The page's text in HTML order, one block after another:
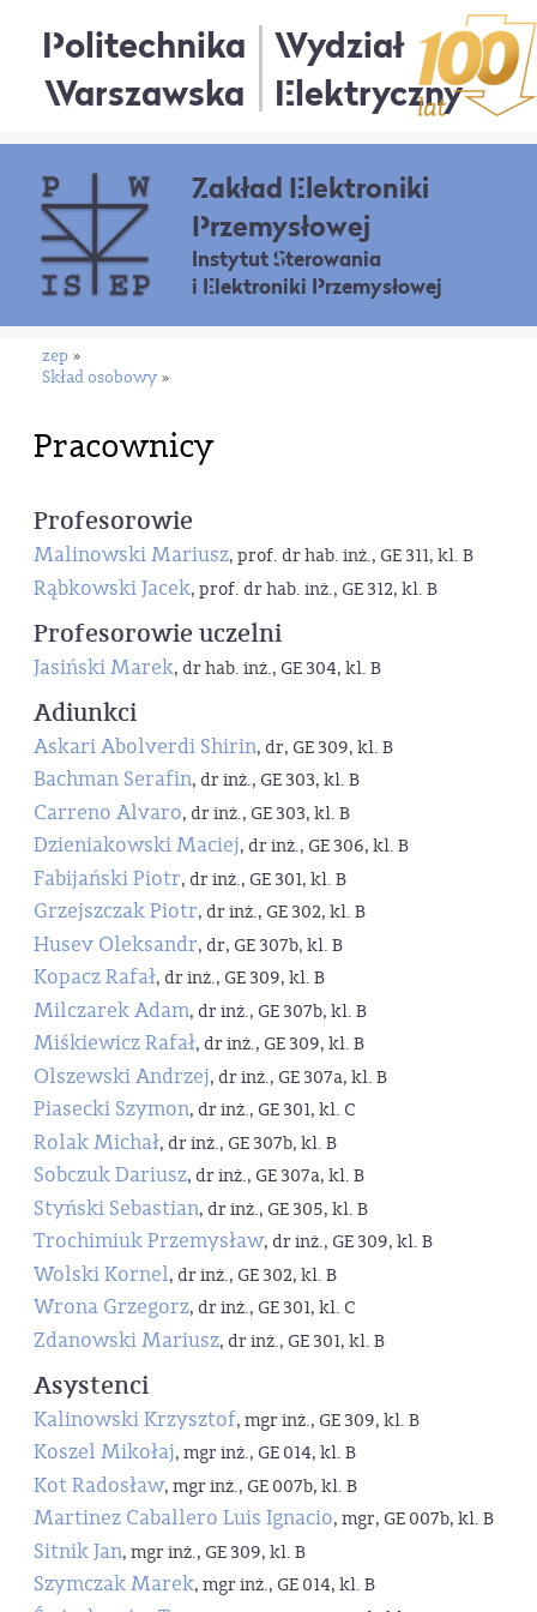
Politechnika
Warszawska
Wydział
Elektryczny
Zakład Elektroniki
Przemysłowej
Instytut Sterowania
i Elektroniki Przemysłowej
zep »
Skład osobowy »
Pracownicy
Profesorowie
Malinowski Mariusz, prof. dr hab. inż., GE 311, kl. B
Rąbkowski Jacek, prof. dr hab. inż., GE 312, kl. B
Profesorowie uczelni
Jasiński Marek, dr hab. inż., GE 304, kl. B
Adiunkci
Askari Abolverdi Shirin, dr, GE 309, kl. B
Bachman Serafin, dr inż., GE 303, kl. B
Carreno Alvaro, dr inż., GE 303, kl. B
Dzieniakowski Maciej, dr inż., GE 306, kl. B
Fabijański Piotr, dr inż., GE 301, kl. B
Grzejszczak Piotr, dr inż., GE 302, kl. B
Husev Oleksandr, dr, GE 307b, kl. B
Kopacz Rafał, dr inż., GE 309, kl. B
Milczarek Adam, dr inż., GE 307b, kl. B
Miśkiewicz Rafał, dr inż., GE 309, kl. B
Olszewski Andrzej, dr inż., GE 307a, kl. B
Piasecki Szymon, dr inż., GE 301, kl. C
Rolak Michał, dr inż., GE 307b, kl. B
Sobczuk Dariusz, dr inż., GE 307a, kl. B
Styński Sebastian, dr inż., GE 305, kl. B
Trochimiuk Przemysław, dr inż., GE 309, kl. B
Wolski Kornel, dr inż., GE 302, kl. B
Wrona Grzegorz, dr inż., GE 301, kl. C
Zdanowski Mariusz, dr inż., GE 301, kl. B
Asystenci
Kalinowski Krzysztof, mgr inż., GE 309, kl. B
Koszel Mikołaj, mgr inż., GE 014, kl. B
Kot Radosław, mgr inż., GE 007b, kl. B
Martinez Caballero Luis Ignacio, mgr, GE 007b, kl. B
Sitnik Jan, mgr inż., GE 309, kl. B
Szymczak Marek, mgr inż., GE 014, kl. B